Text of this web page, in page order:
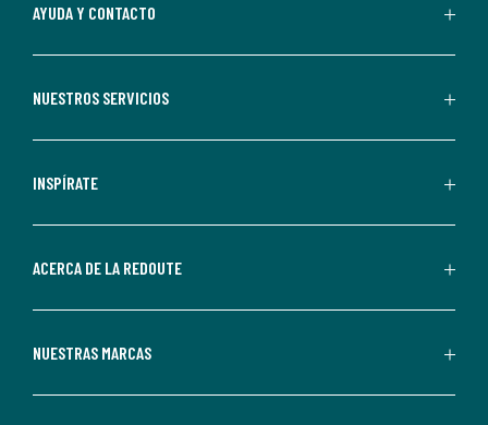
aceptas
comerciales
personalizadas
parte
Redoute.
de
AYUDA Y CONTACTO
NUESTROS SERVICIOS
INSPÍRATE
ACERCA DE LA REDOUTE
NUESTRAS MARCAS